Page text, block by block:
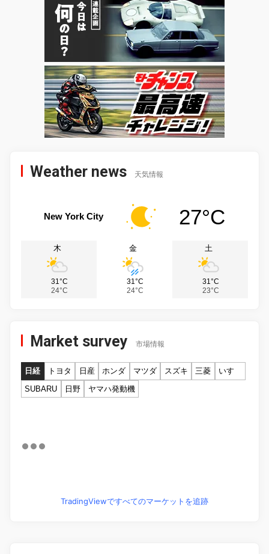
Weather news 天気情報
New York City 27°C
木
31°C
24°C
金
31°C
24°C
土
31°C
23°C
Market survey 市場情報
日経 トヨタ 日産 ホンダ マツダ スズキ 三菱
いすゞ
SUBARU
日野 ヤマハ発動機
TradingViewですべてのマーケットを追跡